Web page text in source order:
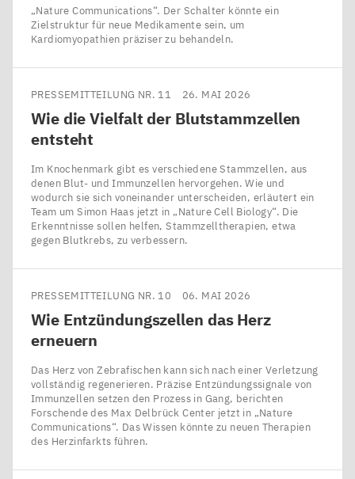
„Nature Communications“. Der Schalter könnte ein
Zielstruktur für neue Medikamente sein, um
Kardiomyopathien präziser zu behandeln.
PRESSEMITTEILUNG NR. 11 26. MAI 2026
Wie die Vielfalt der Blutstammzellen
entsteht
Im Knochenmark gibt es verschiedene Stammzellen, aus
denen Blut- und Immunzellen hervorgehen. Wie und
wodurch sie sich voneinander unterscheiden, erläutert ein
Team um Simon Haas jetzt in ​„Nature Cell Biology“. Die
Erkenntnisse sollen helfen, Stammzelltherapien, etwa
gegen Blutkrebs, zu verbessern.
PRESSEMITTEILUNG NR. 10 06. MAI 2026
Wie Entzündungszellen das Herz
erneuern
Das Herz von Zebrafischen kann sich nach einer Verletzung
vollständig regenerieren. Präzise Entzündungssignale von
Immunzellen setzen den Prozess in Gang, berichten
Forschende des Max Delbrück Center jetzt in ​„Nature
Communications“. Das Wissen könnte zu neuen Therapien
des Herzinfarkts führen.